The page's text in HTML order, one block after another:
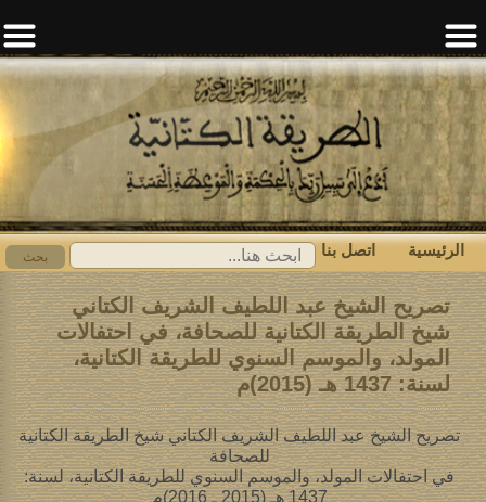
ابحث
عن:
بحث الرئيسية اتصل بنا
تصريح الشيخ عبد اللطيف الشريف الكتاني
شيخ الطريقة الكتانية للصحافة، في احتفالات
المولد، والموسم السنوي للطريقة الكتانية،
لسنة: 1437 هـ (2015)م
تصريح الشيخ عبد اللطيف الشريف الكتاني شيخ الطريقة الكتانية
للصحافة
في احتفالات المولد، والموسم السنوي للطريقة الكتانية، لسنة:
1437 هـ (2015 ـ 2016)م